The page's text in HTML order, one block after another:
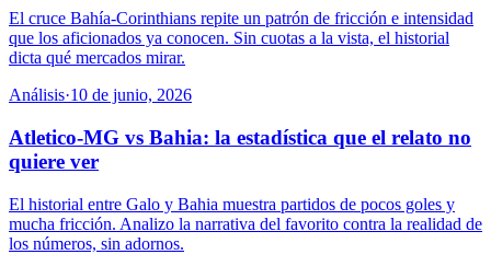
El cruce Bahía-Corinthians repite un patrón de fricción e intensidad
que los aficionados ya conocen. Sin cuotas a la vista, el historial
dicta qué mercados mirar.
Análisis·10 de junio, 2026
Atletico-MG vs Bahia: la estadística que el relato no
quiere ver
El historial entre Galo y Bahia muestra partidos de pocos goles y
mucha fricción. Analizo la narrativa del favorito contra la realidad de
los números, sin adornos.